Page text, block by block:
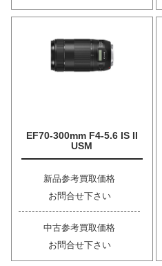
EF70-300mm F4-5.6 IS II
USM
新品参考買取価格
お問合せ下さい
中古参考買取価格
お問合せ下さい